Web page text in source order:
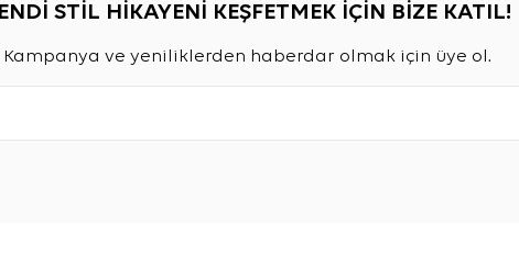
STİL HİKAYENİ KEŞFETMEK İÇİN BİZE KATIL!
Kampanya ve yeniliklerden haberdar olmak için üye ol.